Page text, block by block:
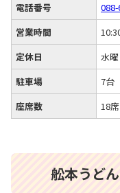
電話番号
営業時間
定休日
水曜
駐車場
7台
座席数
18席
舩本うど